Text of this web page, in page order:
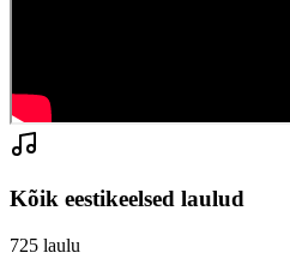
Kõik eestikeelsed laulud
725 laulu